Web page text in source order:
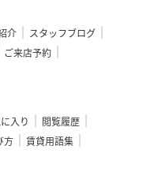
介
スタッフブログ
ご来店予約
入り
閲覧履歴
方
賃貸用語集